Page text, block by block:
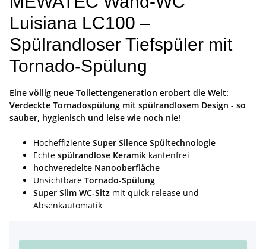
Luisiana LC100 –
Spülrandloser Tiefspüler mit
Tornado-Spülung
Eine völlig neue Toilettengeneration erobert die Welt:
Verdeckte Tornadospülung mit spülrandlosem Design - so
sauber, hygienisch und leise wie noch nie!
Hocheffiziente Super Silence Spültechnologie
Echte spülrandlose Keramik kantenfrei
hochveredelte Nanooberfläche
Unsichtbare Tornado-Spülung
Super Slim WC-Sitz mit quick release und
Absenkautomatik